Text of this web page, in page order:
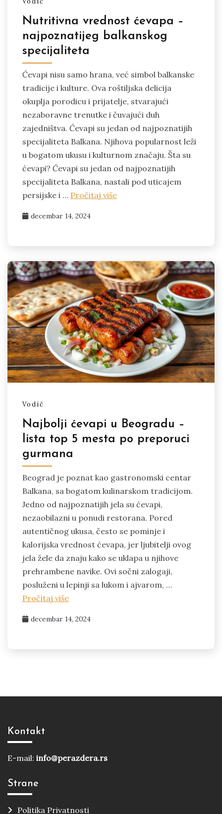
Nutritivna vrednost ćevapa –
najpoznatijeg balkanskog
specijaliteta
Ćevapi nisu samo hrana, već simbol balkanske
tradicije i kulture. Ova roštiljska delicija
okuplja porodicu i prijatelje, stvarajući
nezaboravne trenutke i čuvajući duh
zajedništva. Ćevapi su jedan od najpoznatijih
specijaliteta Balkana. Njihova popularnost leži
u bogatom ukusu i kulturnom značaju. Šta su
ćevapi? Ćevapi su jedan od najpoznatijih
specijaliteta Balkana, nastali pod uticajem
persijske i … Pročitaj više
decembar 14, 2024
Vodič
Najbolji ćevapi u Beogradu –
lista top 5 mesta po preporuci
gurmana
Beograd je poznat kao gastronomski centar
Balkana, sa bogatom kulinarskom tradicijom.
Jedno od najpoznatijih jela su ćevapi,
nezaobilazni u ponudi restorana. Pored
autentičnog ukusa, često se pominje i
kalorijska vrednost ćevapa, jer ljubitelji ovog
jela žele da znaju kako se uklapa u njihove
prehrambene navike. Ovi sočni zalogaji,
posluženi u lepinji sa lukom i ajvarom, …
Pročitaj više
decembar 14, 2024
Kontakt
E-mail: info@perazdera.rs
Strane
Politika Privatnosti